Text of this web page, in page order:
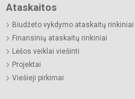
Ataskaitos
Biudžeto vykdymo ataskaitų rinkiniai
Finansinių ataskaitų rinkiniai
Lėšos veiklai viešinti
Projektai
Viešieji pirkimai